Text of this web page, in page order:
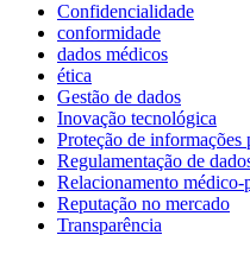
Confidencialidade
conformidade
dados médicos
ética
Gestão de dados
Inovação tecnológica
Proteção de informações
Regulamentação de
Relacionamento médico-
Reputação no mercado
Transparência